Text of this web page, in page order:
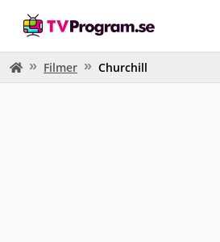
Filmer Churchill